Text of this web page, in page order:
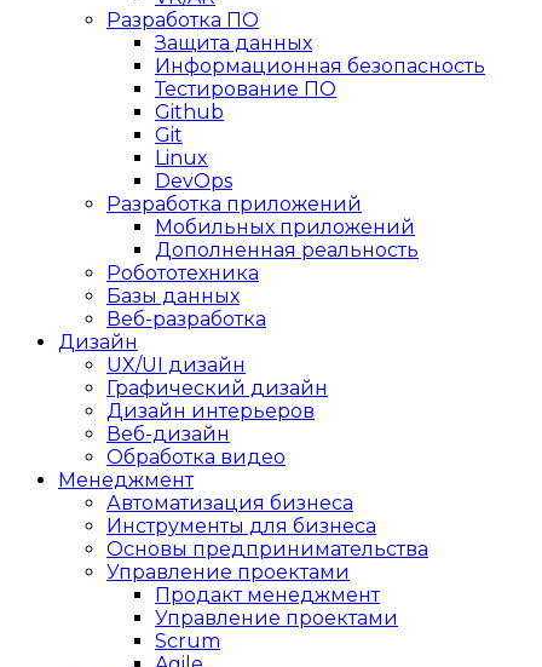
Разработка ПО
Защита данных
Информационная безопасность
Тестирование ПО
Github
Git
Linux
DevOps
Разработка приложений
Мобильных приложений
Дополненная реальность
Робототехника
Базы данных
Веб-разработка
Дизайн
UX/UI дизайн
Графический дизайн
Дизайн интерьеров
Веб-дизайн
Обработка видео
Менеджмент
Автоматизация бизнеса
Инструменты для бизнеса
Основы предпринимательства
Управление проектами
Продакт менеджмент
Управление проектами
Scrum